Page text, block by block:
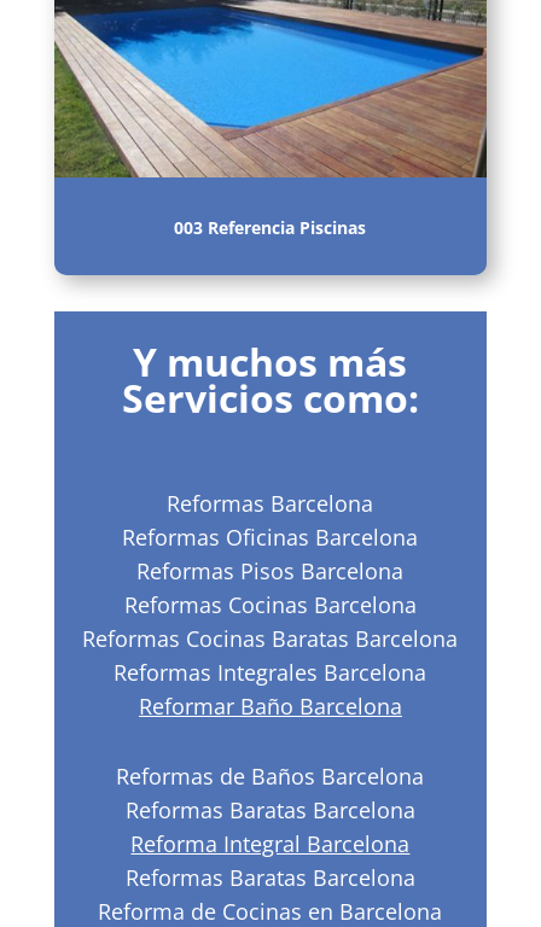
003 Referencia Piscinas
Y muchos más
Servicios como:
Reformas Barcelona
Reformas Oficinas Barcelona
Reformas Pisos Barcelona
Reformas Cocinas Barcelona
Reformas Cocinas Baratas Barcelona
Reformas Integrales Barcelona
Reformar Baño Barcelona
Reformas de Baños Barcelona
Reformas Baratas Barcelona
Reforma Integral Barcelona
Reformas Baratas Barcelona
Reforma de Cocinas en Barcelona